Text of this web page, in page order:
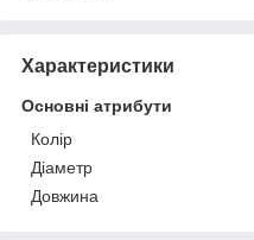
Характеристики
Основні атрибути
Колір
Діаметр
Довжина